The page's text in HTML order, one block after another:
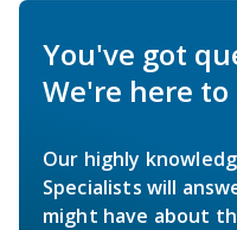
You've got
We're here to
Our highly
Specialists will
might have about